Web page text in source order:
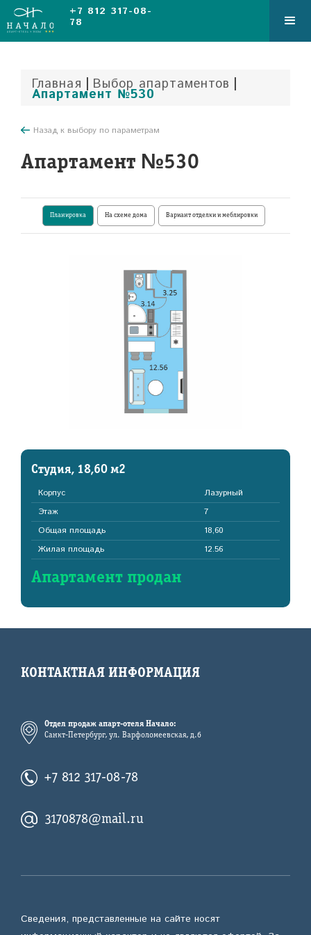
+7 812 317-08-
78
Главная | Выбор апартаментов |
Апартамент №530
Назад к выбору по параметрам
Апартамент №530
Планировка На схеме дома Вариант отделки и меблировки
Студия, 18,60 м2
Корпус
Лазурный
Этаж
7
Общая площадь
18,60
Жилая площадь
12.56
Апартамент продан
КОНТАКТНАЯ ИНФОРМАЦИЯ
Отдел продаж апарт-отеля Начало:
Санкт-Петербург, ул. Варфоломеевская, д.6
+7 812 317-08-78
3170878@mail.ru
Сведения, представленные на сайте носят